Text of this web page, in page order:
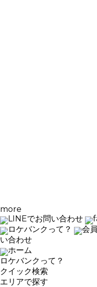
more
LINEでお問い合わせ
ロケバンクって？
会
い合わせ
ホーム
ロケバンクって？
クイック検索
エリアで探す